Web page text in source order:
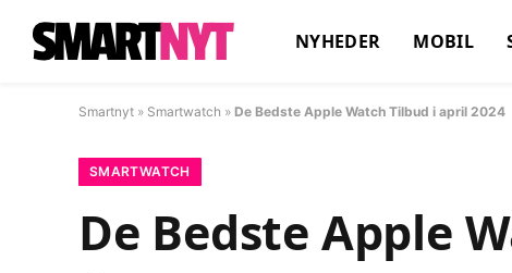
NYHEDER MOBIL
Smartnyt » Smartwatch » De Bedste Apple Watch Tilbud i april 2024
SMARTWATCH
De Bedste Apple